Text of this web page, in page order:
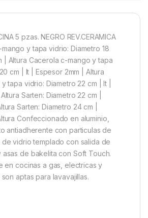
5 pzas. NEGRO REV.CERAMICA
y tapa vidrio: Diametro 18
| Altura Cacerola c-mango y tapa
cm | lt | Espesor 2mm | Altura
tapa vidrio: Diametro 22 cm | lt |
Sarten: Diametro 22 cm |
Sarten: Diametro 24 cm |
Confeccionado en aluminio,
antiadherente con particulas de
de vidrio templado con salida de
asas de bakelita con Soft Touch.
en cocinas a gas, electricas y
aptas para lavavajillas.